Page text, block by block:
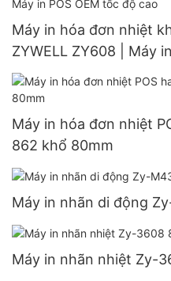
Máy in hóa đơn nhiệt
ZYWELL ZY608 | Máy
Máy in hóa đơn nhiệt
862 khổ 80mm
Máy in nhãn di động
Máy in nhãn nhiệt Zy-